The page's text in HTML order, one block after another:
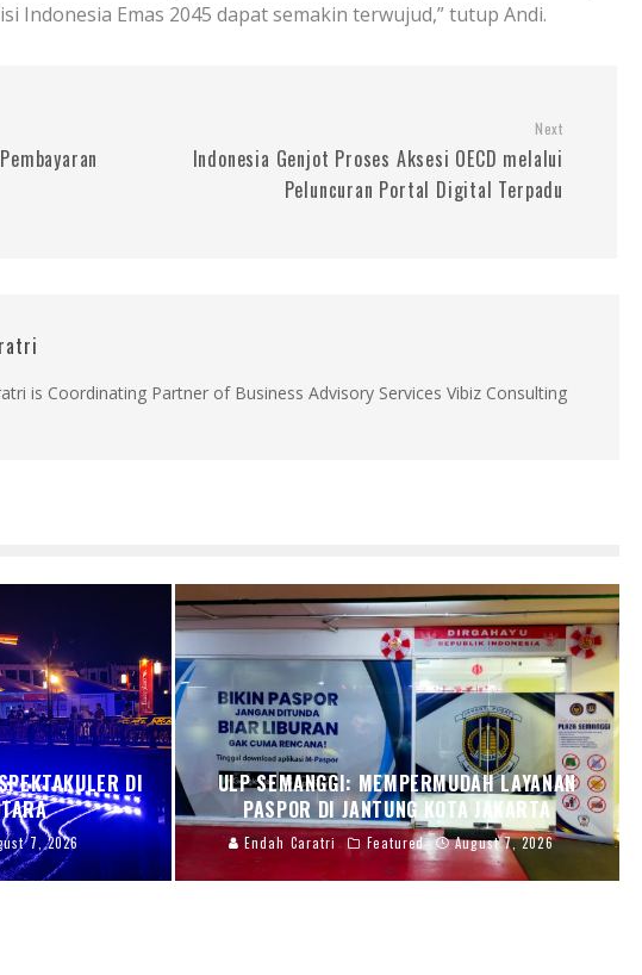
Indonesia Emas 2045 dapat semakin terwujud,” tutup Andi.
Next
Indonesia Genjot Proses Aksesi OECD melalui
Peluncuran Portal Digital Terpadu
is Coordinating Partner of Business Advisory Services Vibiz Consulting
DI
7, 2026
ULP SEMANGGI: MEMPERMUDAH LAYANAN
PASPOR DI JANTUNG KOTA JAKARTA
Endah Caratri Featured August 7, 2026